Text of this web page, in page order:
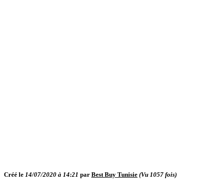
Créé le 14/07/2020 à 14:21 par Best Buy Tunisie (Vu 1057 fois)